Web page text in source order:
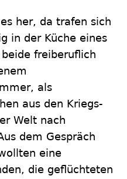
her, da trafen sich
in der Küche eines
freiberuflich
als
aus den Kriegs-
Welt nach
dem Gespräch
eine
die geflüchteten